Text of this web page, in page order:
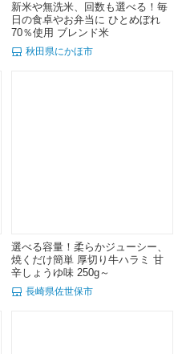
新米や無洗米、回数も選べる！毎
日の食卓やお弁当に ひとめぼれ
70％使用 ブレンド米
秋田県にかほ市
選べる容量！柔らかジューシー、
焼くだけ簡単 厚切り牛ハラミ 甘
辛しょうゆ味 250g～
長崎県佐世保市